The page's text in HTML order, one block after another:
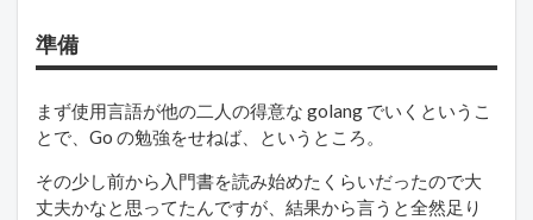
準備
まず使用言語が他の二人の得意な golang でいくというこ
とで、Go の勉強をせねば、というところ。
その少し前から入門書を読み始めたくらいだったので大
丈夫かなと思ってたんですが、結果から言うと全然足り